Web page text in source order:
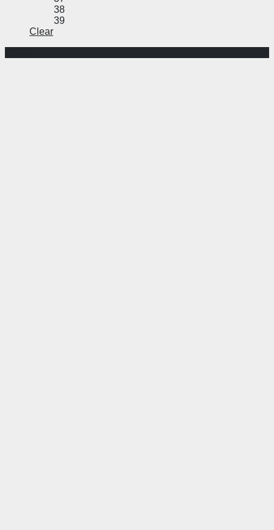
38
39
Clear